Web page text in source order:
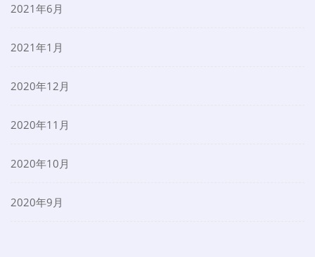
2021年6月
2021年1月
2020年12月
2020年11月
2020年10月
2020年9月